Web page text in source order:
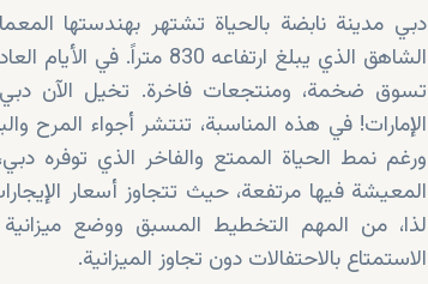
دبي مدينة نابضة بالحياة تشتهر بهندستها
الشاهق الذي يبلغ ارتفاعه
تسوق ضخمة، ومنتجعات فاخرة. تخيل الآن
الإمارات! في هذه المناسبة، تنتشر أجواء
ورغم نمط الحياة الممتع والفاخر الذي توفره
المعيشة فيها مرتفعة، حيث تتجاوز أسعار
لذا، من المهم التخطيط المسبق ووضع
الاستمتاع بالاحتفالات دون تجاوز الميزانية.